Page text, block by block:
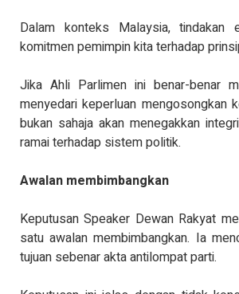
Dalam konteks Malaysia, tindakan
komitmen pemimpin kita terhadap
Jika Ahli Parlimen ini benar-benar
menyedari keperluan mengosongkan
bukan sahaja akan menegakkan
ramai terhadap sistem politik.
Awalan membimbangkan
Keputusan Speaker Dewan Rakyat
satu awalan membimbangkan. Ia
tujuan sebenar akta antilompat parti.